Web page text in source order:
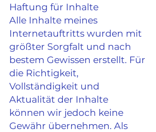
Haftung für Inhalte
Alle Inhalte meines
Internetauftritts wurden mit
größter Sorgfalt und nach
bestem Gewissen erstellt. Für
die Richtigkeit,
Vollständigkeit und
Aktualität der Inhalte
können wir jedoch keine
Gewähr übernehmen. Als